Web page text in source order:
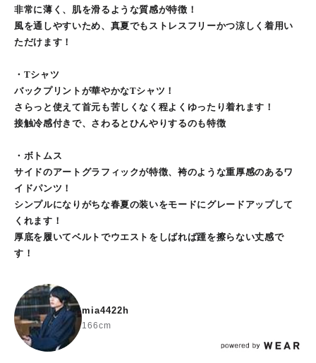
非常に薄く、肌を滑るような質感が特徴！
風を通しやすいため、真夏でもストレスフリーかつ涼しく着用い
ただけます！
・Tシャツ
バックプリントが華やかなTシャツ！
さらっと使えて首元も苦しくなく程よくゆったり着れます！
接触冷感付きで、さわるとひんやりするのも特徴
・ボトムス
サイドのアートグラフィックが特徴、袴のような重厚感のあるワ
イドパンツ！
シンプルになりがちな春夏の装いをモードにグレードアップして
くれます！
厚底を履いてベルトでウエストをしばれば踵を擦らない丈感で
す！
mia4422h
166cm